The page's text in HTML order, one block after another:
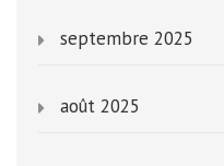
septembre 2025
août 2025